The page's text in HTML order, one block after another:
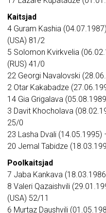
Kaitsjad
4 Guram Kashia
(USA) 81/2
5 Solomon Kvirkvelia
(RUS) 41/0
22 Georgi Navalovski
2 Otar Kakabadze
14 Gia Grigalava
3 Davit Khocholava
25/0
23 Lasha Dvali (14.05.1995)
20 Jemal Tabidze
Poolkaitsjad
7 Jaba Kankava
8 Valeri Qazaishvili
(USA) 52/11
6 Murtaz Daushvili